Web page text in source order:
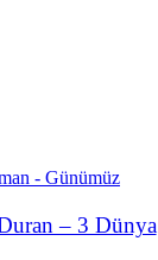
- Günümüz
– 3 Dünya